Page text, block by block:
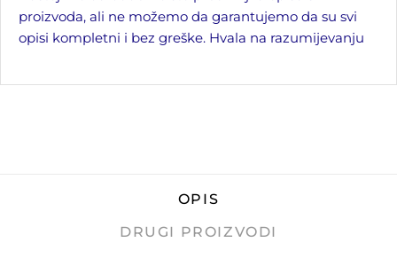
proizvoda, ali ne možemo da garantujemo da su svi
opisi kompletni i bez greške. Hvala na razumijevanju
OPIS
DRUGI PROIZVODI